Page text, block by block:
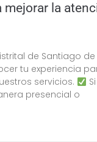
mejorar la
de Santiago de
tu experiencia
servicios.
presencial o